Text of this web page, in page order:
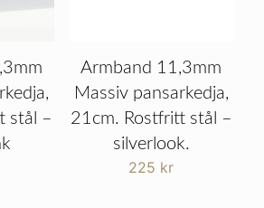
stål –
Armband 11,3mm
Massiv pansarkedja,
21cm. Rostfritt stål –
silverlook.
225 kr